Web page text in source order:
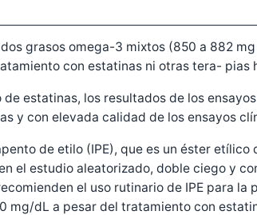
grasos omega-3 mixtos (850 a 882
con estatinas ni otras tera-
de estatinas, los resultados de los
y con elevada calidad de los ensayos
de etilo (IPE), que es un éster
el estudio aleatorizado, doble ciego y
el uso rutinario de IPE para
mg/dL a pesar del tratamiento con